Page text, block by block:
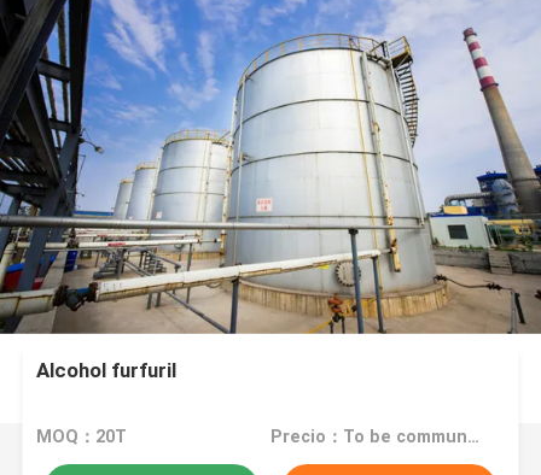
Alcohol furfuril
MOQ：20T Precio：To be communicated